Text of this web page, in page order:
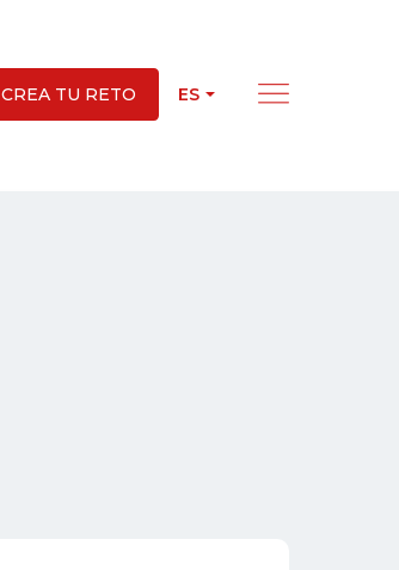
CREA TU RETO ES